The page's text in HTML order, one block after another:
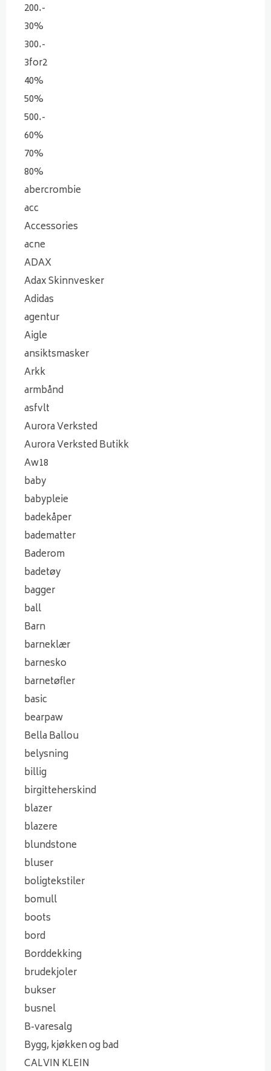
200.-
30%
300.-
3for2
40%
50%
500.-
60%
70%
80%
abercrombie
acc
Accessories
acne
ADAX
Adax Skinnvesker
Adidas
agentur
Aigle
ansiktsmasker
Arkk
armbånd
asfvlt
Aurora Verksted
Aurora Verksted Butikk
Aw18
baby
babypleie
badekåper
badematter
Baderom
badetøy
bagger
ball
Barn
barneklær
barnesko
barnetøfler
basic
bearpaw
Bella Ballou
belysning
billig
birgitteherskind
blazer
blazere
blundstone
bluser
boligtekstiler
bomull
boots
bord
Borddekking
brudekjoler
bukser
busnel
B-varesalg
Bygg, kjøkken og bad
CALVIN KLEIN